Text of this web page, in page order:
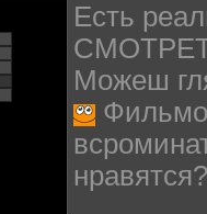
Есть
Можеш